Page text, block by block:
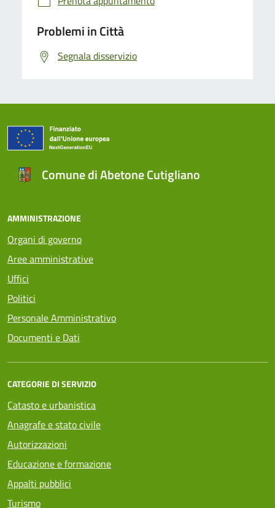
Problemi in Città
Segnala disservizio
Comune di Abetone Cutigliano
AMMINISTRAZIONE
Organi di governo
Aree amministrative
Uffici
Politici
Personale Amministrativo
Documenti e Dati
CATEGORIE DI SERVIZIO
Catasto e urbanistica
Anagrafe e stato civile
Autorizzazioni
Educazione e formazione
Appalti pubblici
Turismo